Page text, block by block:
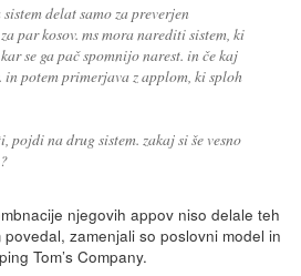
delat samo za preverjen
par kosov. ms mora narediti sistem, ki
se ga pač spomnijo narest. in če kaj
in potem primerjava z applom, ki sploh
pojdi na drug sistem. zakaj si še vesno
njegovih appov niso delale teh
zamenjali so poslovni model in
Tom’s Company.